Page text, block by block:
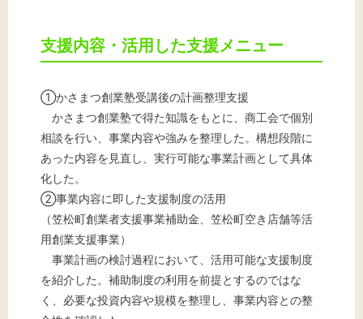
支援内容・活用した支援メニュー
①かさまつ創業塾受講後の計画整理支援
かさまつ創業塾で得た知識をもとに、商工会で個別
相談を行い、事業内容や強みを整理した。構想段階に
あった内容を見直し、実行可能な事業計画として具体
化した。
②事業内容に即した支援制度の活用
（笠松町創業者支援事業補助金、笠松町空き店舗等活
用創業支援事業）
事業計画の検討過程において、活用可能な支援制度
を紹介した。補助制度の利用を前提とするのではな
く、必要な投資内容や規模を整理し、事業内容との整